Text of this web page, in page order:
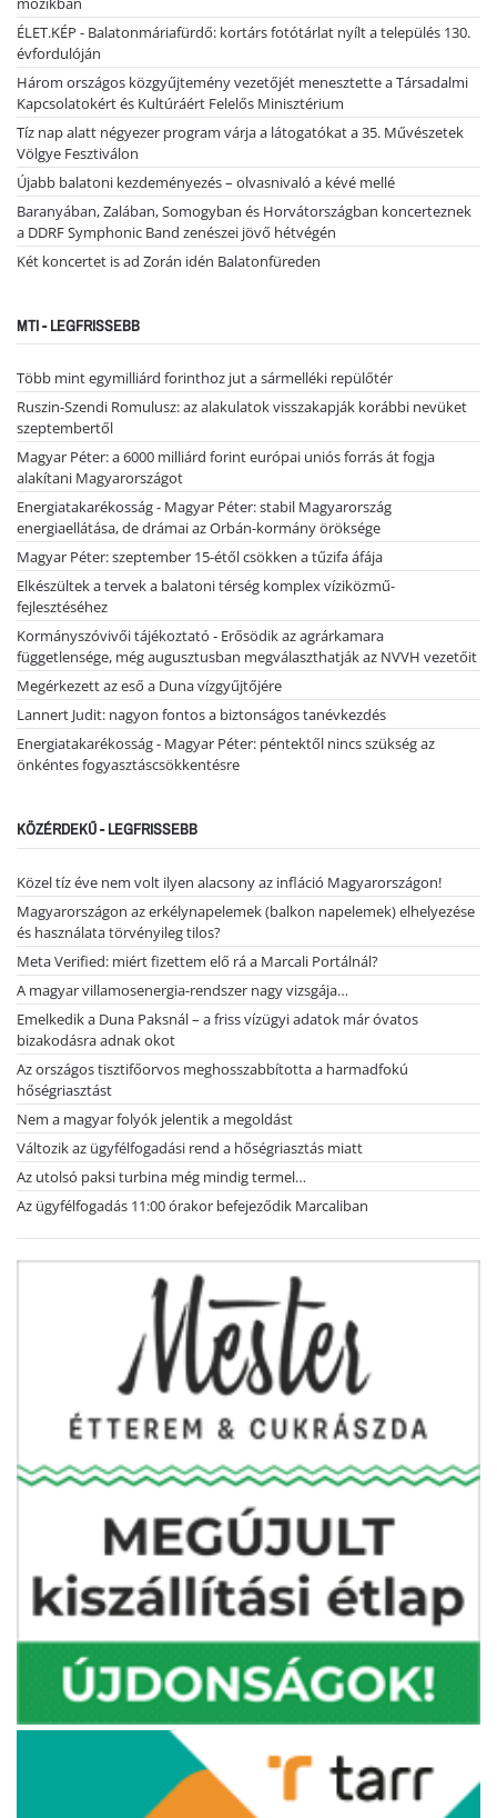
ÉLET.KÉP - Balatonmáriafürdő: kortárs fotótárlat nyílt a település 130.
évfordulóján
Három országos közgyűjtemény vezetőjét menesztette a Társadalmi
Kapcsolatokért és Kultúráért Felelős Minisztérium
Tíz nap alatt négyezer program várja a látogatókat a 35. Művészetek
Völgye Fesztiválon
Újabb balatoni kezdeményezés – olvasnivaló a kévé mellé
Baranyában, Zalában, Somogyban és Horvátországban koncerteznek
a DDRF Symphonic Band zenészei jövő hétvégén
Két koncertet is ad Zorán idén Balatonfüreden
MTI - LEGFRISSEBB
Több mint egymilliárd forinthoz jut a sármelléki repülőtér
Ruszin-Szendi Romulusz: az alakulatok visszakapják korábbi nevüket
szeptembertől
Magyar Péter: a 6000 milliárd forint európai uniós forrás át fogja
alakítani Magyarországot
Energiatakarékosság - Magyar Péter: stabil Magyarország
energiaellátása, de drámai az Orbán-kormány öröksége
Magyar Péter: szeptember 15-étől csökken a tűzifa áfája
Elkészültek a tervek a balatoni térség komplex víziközmű-
fejlesztéséhez
Kormányszóvivői tájékoztató - Erősödik az agrárkamara
függetlensége, még augusztusban megválaszthatják az NVVH vezetőit
Megérkezett az eső a Duna vízgyűjtőjére
Lannert Judit: nagyon fontos a biztonságos tanévkezdés
Energiatakarékosság - Magyar Péter: péntektől nincs szükség az
önkéntes fogyasztáscsökkentésre
KÖZÉRDEKŰ - LEGFRISSEBB
Közel tíz éve nem volt ilyen alacsony az infláció Magyarországon!
Magyarországon az erkélynapelemek (balkon napelemek) elhelyezése
és használata törvényileg tilos?
Meta Verified: miért fizettem elő rá a Marcali Portálnál?
A magyar villamosenergia-rendszer nagy vizsgája…
Emelkedik a Duna Paksnál – a friss vízügyi adatok már óvatos
bizakodásra adnak okot
Az országos tisztifőorvos meghosszabbította a harmadfokú
hőségriasztást
Nem a magyar folyók jelentik a megoldást
Változik az ügyfélfogadási rend a hőségriasztás miatt
Az utolsó paksi turbina még mindig termel…
Az ügyfélfogadás 11:00 órakor befejeződik Marcaliban